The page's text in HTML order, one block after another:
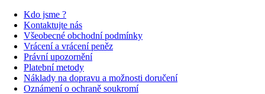
Kdo jsme ?
Kontaktujte nás
Všeobecné obchodní podmínky
Vrácení a vrácení peněz
Právní upozornění
Platební metody
Náklady na dopravu a možnosti doručení
Oznámení o ochraně soukromí